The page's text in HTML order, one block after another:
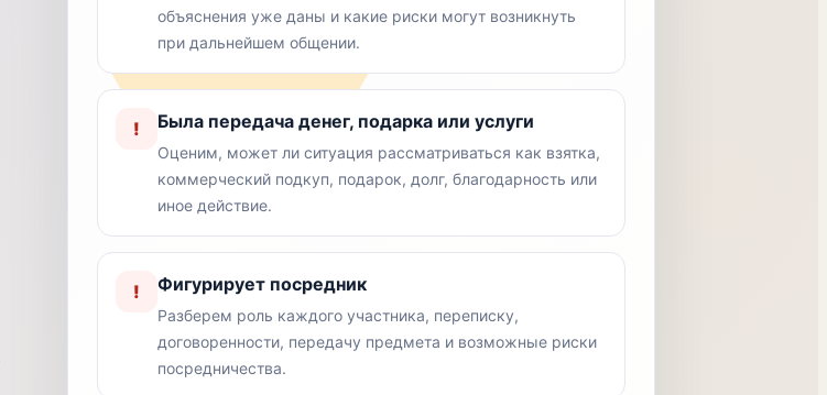
объяснения уже даны и какие риски могут возникнуть
при дальнейшем общении.
! Была передача денег, подарка или услуги
Оценим, может ли ситуация рассматриваться как взятка,
коммерческий подкуп, подарок, долг, благодарность или
иное действие.
! Фигурирует посредник
Разберем роль каждого участника, переписку,
договоренности, передачу предмета и возможные риски
посредничества.